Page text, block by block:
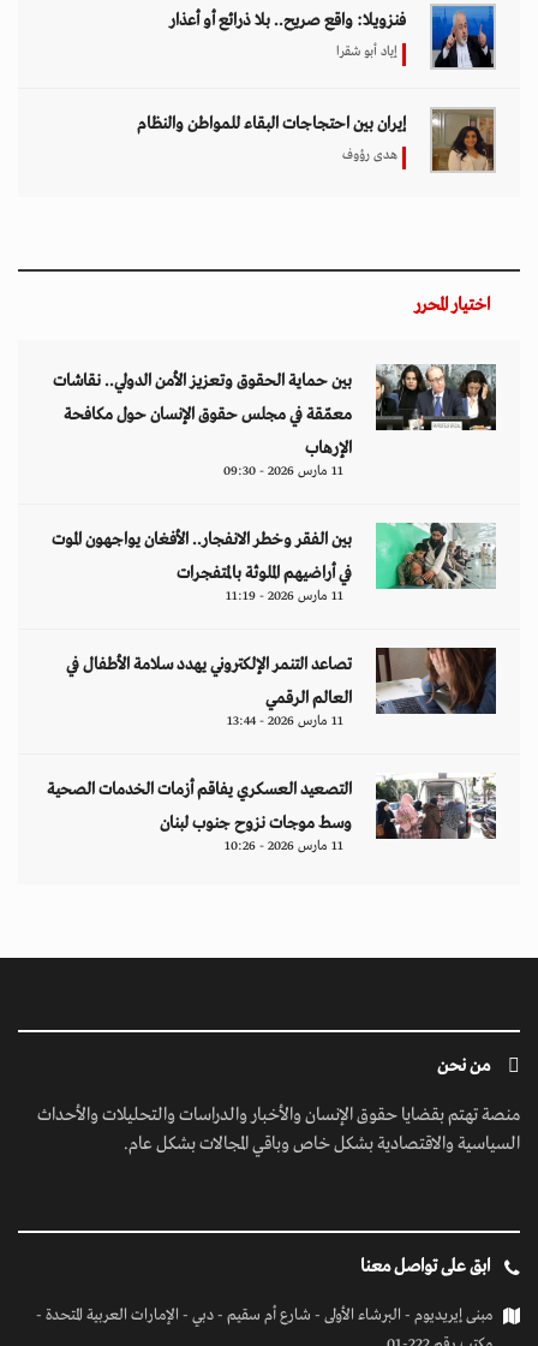
فنزويلا: واقع صريح.. بلا ذرائع أو أعذار
إياد أبو شقرا
إيران بين احتجاجات البقاء للمواطن والنظام
هدى رؤوف
اختيار المحرر
بين حماية الحقوق وتعزيز الأمن الدولي.. نقاشات
معمّقة في مجلس حقوق الإنسان حول مكافحة
الإرهاب
11 مارس 2026 - 09:30
بين الفقر وخطر الانفجار.. الأفغان يواجهون الموت
في أراضيهم الملوثة بالمتفجرات
11 مارس 2026 - 11:19
تصاعد التنمر الإلكتروني يهدد سلامة الأطفال في
العالم الرقمي
11 مارس 2026 - 13:44
التصعيد العسكري يفاقم أزمات الخدمات الصحية
وسط موجات نزوح جنوب لبنان
11 مارس 2026 - 10:26
من نحن
منصة تهتم بقضايا حقوق الإنسان والأخبار والدراسات والتحليلات والأحداث
السياسية والاقتصادية بشكل خاص وباقي المجالات بشكل عام.
ابق على تواصل معنا
مبنى إيريديوم - البرشاء الأولى - شارع أم سقيم - دبي - الإمارات العربية المتحدة -